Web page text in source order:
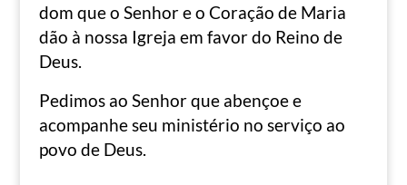
dom que o Senhor e o Coração de Maria
dão à nossa Igreja em favor do Reino de
Deus.
Pedimos ao Senhor que abençoe e
acompanhe seu ministério no serviço ao
povo de Deus.